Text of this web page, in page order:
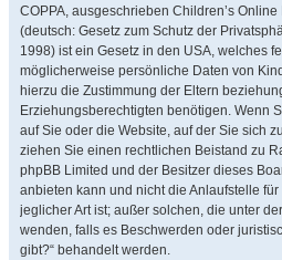
COPPA, ausgeschrieben Children’s
(deutsch: Gesetz zum Schutz der
1998) ist ein Gesetz in den USA, welches
möglicherweise persönliche Daten von
hierzu die Zustimmung der Eltern
Erziehungsberechtigten benötigen. Wenn
auf Sie oder die Website, auf der Sie sich
ziehen Sie einen rechtlichen Beistand zu
phpBB Limited und der Besitzer dieses
anbieten kann und nicht die Anlaufstelle
jeglicher Art ist; außer solchen, die unter
wenden, falls es Beschwerden oder
gibt?“ behandelt werden.